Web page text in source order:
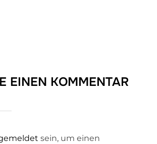
EINEN KOMMENTAR
sein, um einen